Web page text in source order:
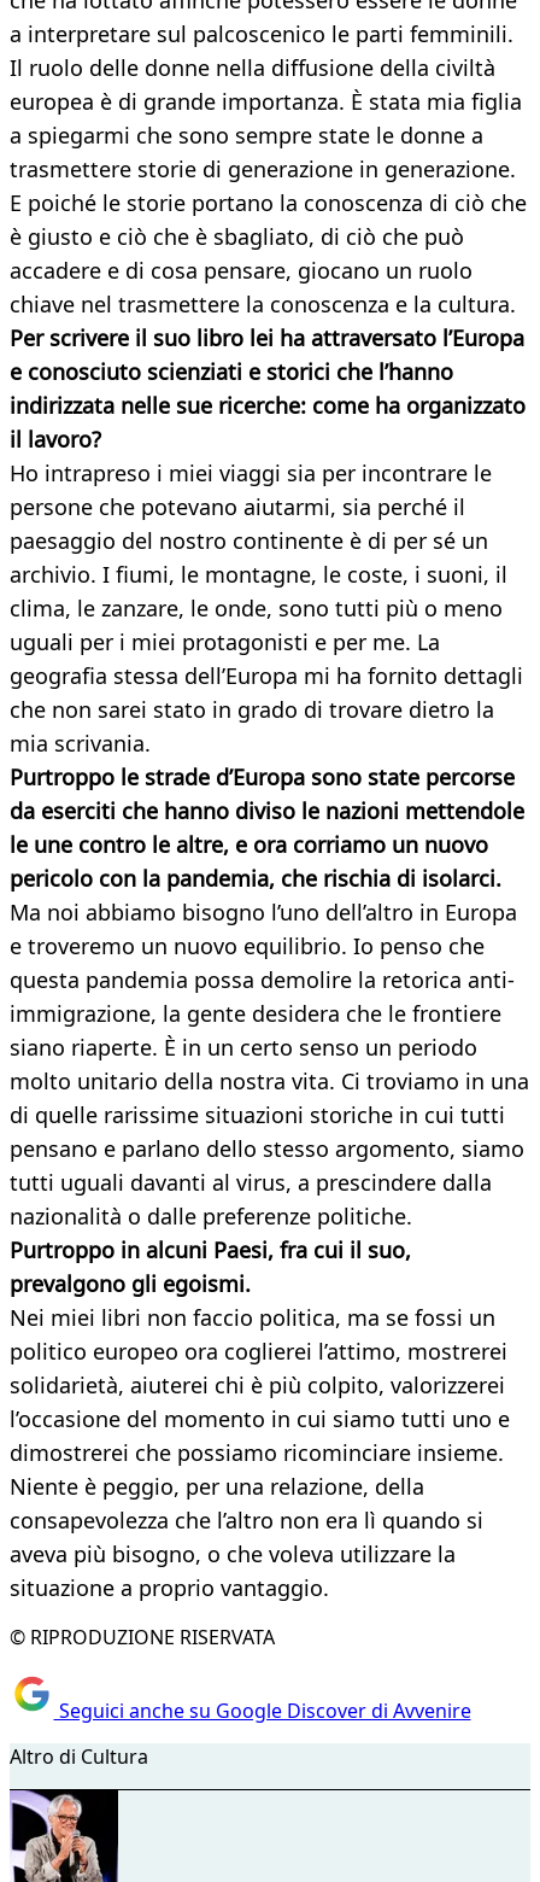
a interpretare sul palcoscenico le parti femminili.
Il ruolo delle donne nella diffusione della civiltà
europea è di grande importanza. È stata mia figlia
a spiegarmi che sono sempre state le donne a
trasmettere storie di generazione in generazione.
E poiché le storie portano la conoscenza di ciò che
è giusto e ciò che è sbagliato, di ciò che può
accadere e di cosa pensare, giocano un ruolo
chiave nel trasmettere la conoscenza e la cultura.
Per scrivere il suo libro lei ha attraversato l’Europa
e conosciuto scienziati e storici che l’hanno
indirizzata nelle sue ricerche: come ha organizzato
il lavoro?
Ho intrapreso i miei viaggi sia per incontrare le
persone che potevano aiutarmi, sia perché il
paesaggio del nostro continente è di per sé un
archivio. I fiumi, le montagne, le coste, i suoni, il
clima, le zanzare, le onde, sono tutti più o meno
uguali per i miei protagonisti e per me. La
geografia stessa dell’Europa mi ha fornito dettagli
che non sarei stato in grado di trovare dietro la
mia scrivania.
Purtroppo le strade d’Europa sono state percorse
da eserciti che hanno diviso le nazioni mettendole
le une contro le altre, e ora corriamo un nuovo
pericolo con la pandemia, che rischia di isolarci.
Ma noi abbiamo bisogno l’uno dell’altro in Europa
e troveremo un nuovo equilibrio. Io penso che
questa pandemia possa demolire la retorica anti-
immigrazione, la gente desidera che le frontiere
siano riaperte. È in un certo senso un periodo
molto unitario della nostra vita. Ci troviamo in una
di quelle rarissime situazioni storiche in cui tutti
pensano e parlano dello stesso argomento, siamo
tutti uguali davanti al virus, a prescindere dalla
nazionalità o dalle preferenze politiche.
Purtroppo in alcuni Paesi, fra cui il suo,
prevalgono gli egoismi.
Nei miei libri non faccio politica, ma se fossi un
politico europeo ora coglierei l’attimo, mostrerei
solidarietà, aiuterei chi è più colpito, valorizzerei
l’occasione del momento in cui siamo tutti uno e
dimostrerei che possiamo ricominciare insieme.
Niente è peggio, per una relazione, della
consapevolezza che l’altro non era lì quando si
aveva più bisogno, o che voleva utilizzare la
situazione a proprio vantaggio.
© RIPRODUZIONE RISERVATA
Seguici anche su Google Discover di Avvenire
Altro di Cultura